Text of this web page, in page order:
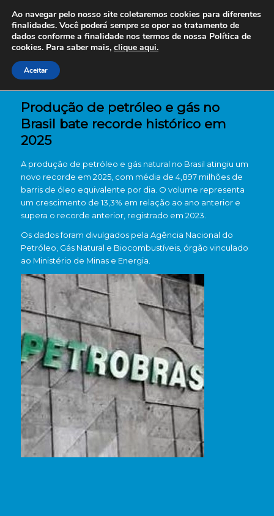
Produção de petróleo e gás no
Brasil bate recorde histórico em
2025
A produção de petróleo e gás natural no Brasil atingiu um
novo recorde em 2025, com média de 4,897 milhões de
barris de óleo equivalente por dia. O volume representa
um crescimento de 13,3% em relação ao ano anterior e
supera o recorde anterior, registrado em 2023.
Os dados foram divulgados pela Agência Nacional do
Petróleo, Gás Natural e Biocombustíveis, órgão vinculado
ao Ministério de Minas e Energia.
Ao navegar pelo nosso site coletaremos cookies para diferentes
finalidades. Você poderá sempre se opor ao tratamento de
dados conforme a finalidade nos termos de nossa Política de
cookies. Para saber mais, clique aqui.
Aceitar